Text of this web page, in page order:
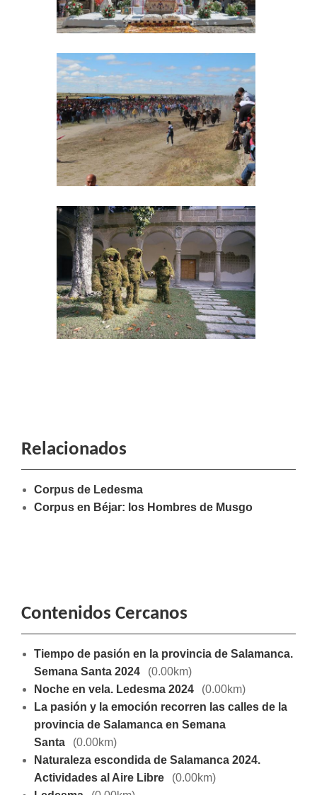
Relacionados
Corpus de Ledesma
Corpus en Béjar: los Hombres de Musgo
Contenidos Cercanos
Tiempo de pasión en la provincia de Salamanca.
Semana Santa 2024
(0.00km)
Noche en vela. Ledesma 2024
(0.00km)
La pasión y la emoción recorren las calles de la
provincia de Salamanca en Semana
Santa
(0.00km)
Naturaleza escondida de Salamanca 2024.
Actividades al Aire Libre
(0.00km)